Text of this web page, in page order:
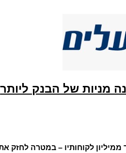
מניות של הבנק ליותר
לקוחותיו – במטרה לחזק